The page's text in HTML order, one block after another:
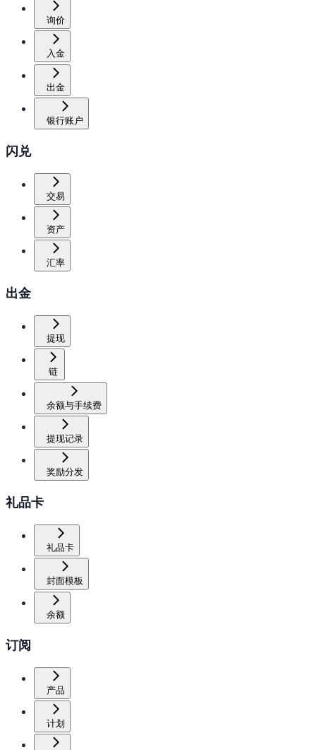
询价
入金
出金
银行账户
闪兑
交易
资产
汇率
出金
提现
链
余额与手续费
提现记录
奖励分发
礼品卡
礼品卡
封面模板
余额
订阅
产品
计划